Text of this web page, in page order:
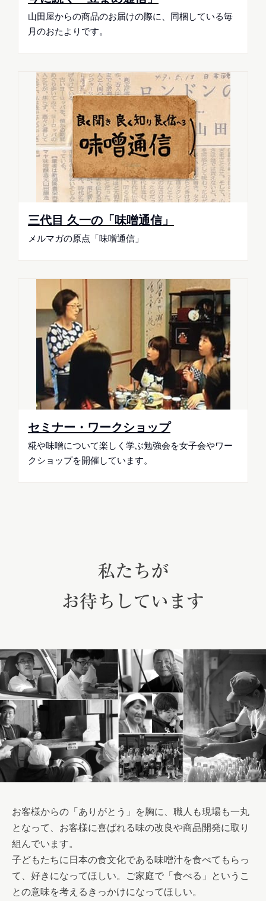
山田屋からの商品のお届けの際に、同梱している毎
月のおたよりです。
三代目 久一の「味噌通信」
メルマガの原点「味噌通信」
セミナー・ワークショップ
糀や味噌について楽しく学ぶ勉強会を女子会やワー
クショップを開催しています。
私たちが
お待ちしています
お客様からの「ありがとう」を胸に、職人も現場も一丸
となって、お客様に喜ばれる味の改良や商品開発に取り
組んでいます。
子どもたちに日本の食文化である味噌汁を食べてもらっ
て、好きになってほしい。ご家庭で「食べる」というこ
との意味を考えるきっかけになってほしい。